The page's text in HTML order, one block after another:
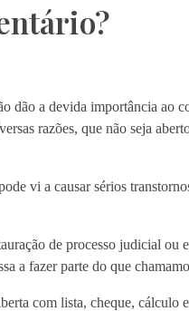
dão a devida importância ao
razões, que não seja
vi a causar sérios
de processo judicial ou
a fazer parte do que
com lista, cheque, cálculo